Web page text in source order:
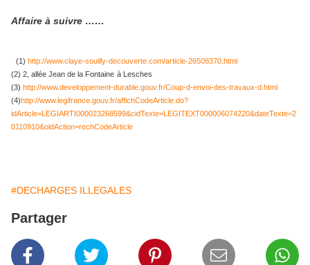
Affaire à suivre ……
(1) http://www.claye-souilly-decouverte.com/article-26508370.html
(2) 2, allée Jean de la Fontaine à Lesches
(3) http://www.developpement-durable.gouv.fr/Coup-d-envoi-des-travaux-d.html
(4)http://www.legifrance.gouv.fr/affichCodeArticle.do?
idArticle=LEGIARTI000023268599&cidTexte=LEGITEXT000006074220&dateTexte=2
0110910&oldAction=rechCodeArticle
#DECHARGES ILLEGALES
Partager